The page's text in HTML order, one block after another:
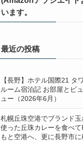
います。
最近の投稿
【長野】ホテル国際21 タ
ルーム宿泊記 お部屋とビ
ュー（2026年6月）
札幌丘珠空港でブランド
使った丘珠カレーを食べ
もと空港へ、更に長野市